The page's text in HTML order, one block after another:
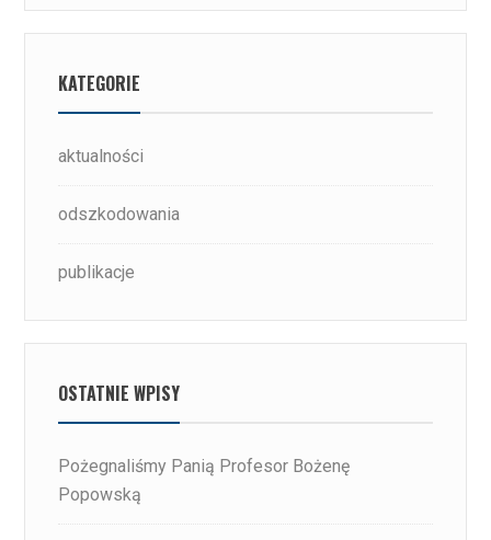
KATEGORIE
aktualności
odszkodowania
publikacje
OSTATNIE WPISY
Pożegnaliśmy Panią Profesor Bożenę
Popowską